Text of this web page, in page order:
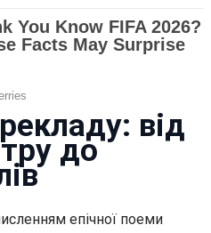
від
до
епічної поеми